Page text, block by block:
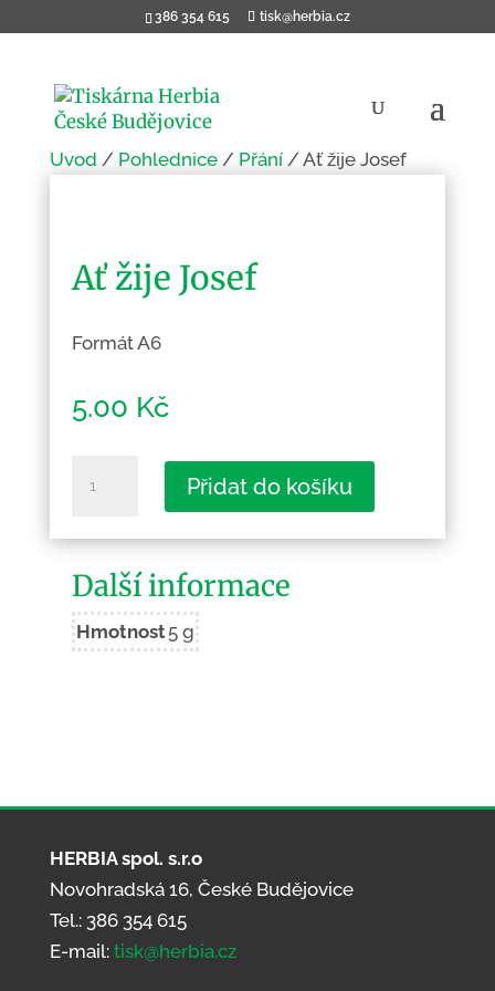
386 354 615 tisk@herbia.cz
Úvod / Pohlednice/ Přání/ Ať žije Josef
Ať žije Josef
Formát A6
5.00 Kč
Přidat do košíku
Další informace
Hmotnost5 g
HERBIA spol. s.r.o
Novohradská 16, České Budějovice
Tel.: 386 354 615
E-mail: tisk@herbia.cz